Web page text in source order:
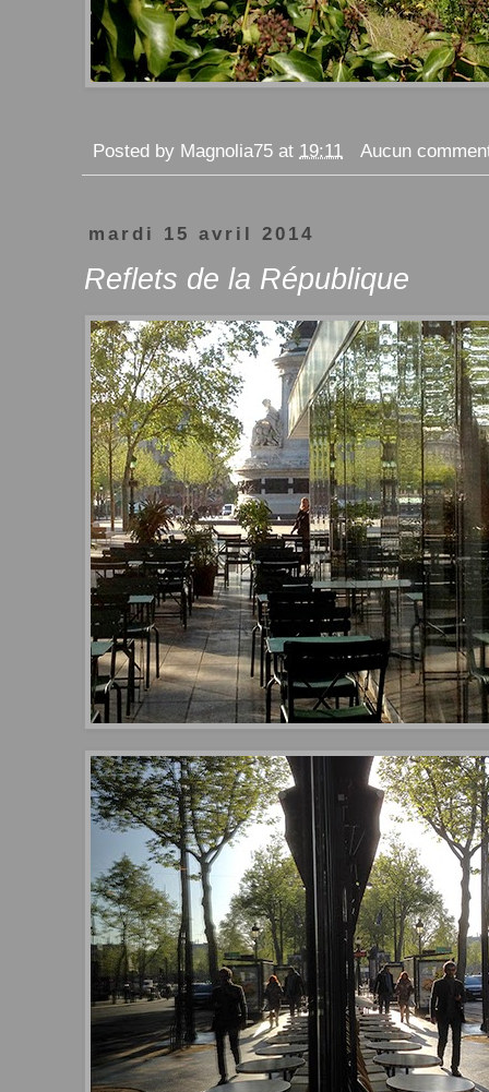
Posted by Magnolia75 at 19:11 Aucun
mardi 15 avril 2014
Reflets de la République